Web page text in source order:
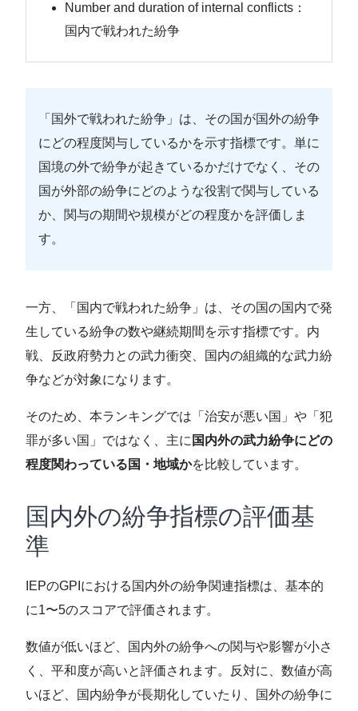
Number and duration of internal conflicts：
国内で戦われた紛争
「国外で戦われた紛争」は、その国が国外の紛争
にどの程度関与しているかを示す指標です。単に
国境の外で紛争が起きているかだけでなく、その
国が外部の紛争にどのような役割で関与している
か、関与の期間や規模がどの程度かを評価しま
す。
一方、「国内で戦われた紛争」は、その国の国内で発
生している紛争の数や継続期間を示す指標です。内
戦、反政府勢力との武力衝突、国内の組織的な武力紛
争などが対象になります。
そのため、本ランキングでは「治安が悪い国」や「犯
罪が多い国」ではなく、主に 国内外の武力紛争にどの
程度関わっている国・地域かを比較しています。
国内外の紛争指標の評価基
準
IEPのGPIにおける国内外の紛争関連指標は、基本的
に1〜5のスコアで評価されます。
数値が低いほど、国内外の紛争への関与や影響が小さ
く、平和度が高いと評価されます。反対に、数値が高
いほど、国内紛争が長期化していたり、国外の紛争に